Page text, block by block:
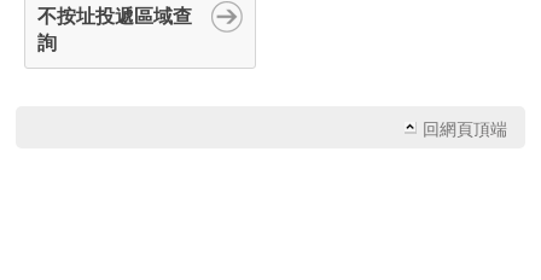
不按址投遞區域查
詢
回網頁頂端